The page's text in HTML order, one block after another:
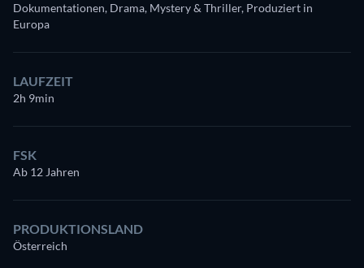
Dokumentationen, Drama, Mystery & Thriller, Produziert in
Europa
LAUFZEIT
2h 9min
FSK
Ab 12 Jahren
PRODUKTIONSLAND
Österreich